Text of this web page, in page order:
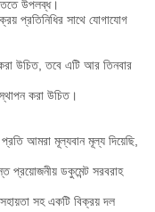
উপলব্ধ।
প্রতিনিধির সাথে যোগাযোগ
উচিত, তবে এটি আর তিনবার
করা উচিত।
আমরা মূল্যবান মূল্য দিয়েছি,
প্রয়োজনীয় ডকুমেন্ট সরবরাহ
সহ একটি বিক্রয় দল